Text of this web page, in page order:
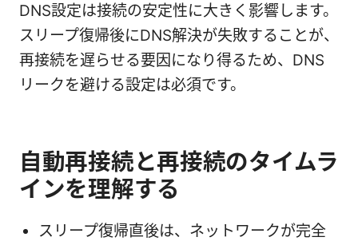
DNS設定は接続の安定性に大きく影響します。
スリープ復帰後にDNS解決が失敗することが、
再接続を遅らせる要因になり得るため、DNS
リークを避ける設定は必須です。
自動再接続と再接続のタイムラ
インを理解する
スリープ復帰直後は、ネットワークが完全